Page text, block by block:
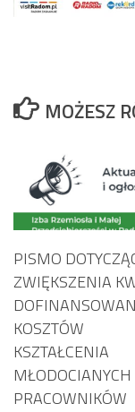
MOŻESZ
PISMO
ZWIĘKSZENIA
KOSZTÓW
KSZTAŁCENIA
MŁODOCIANYCH
PRACOWNIKÓW